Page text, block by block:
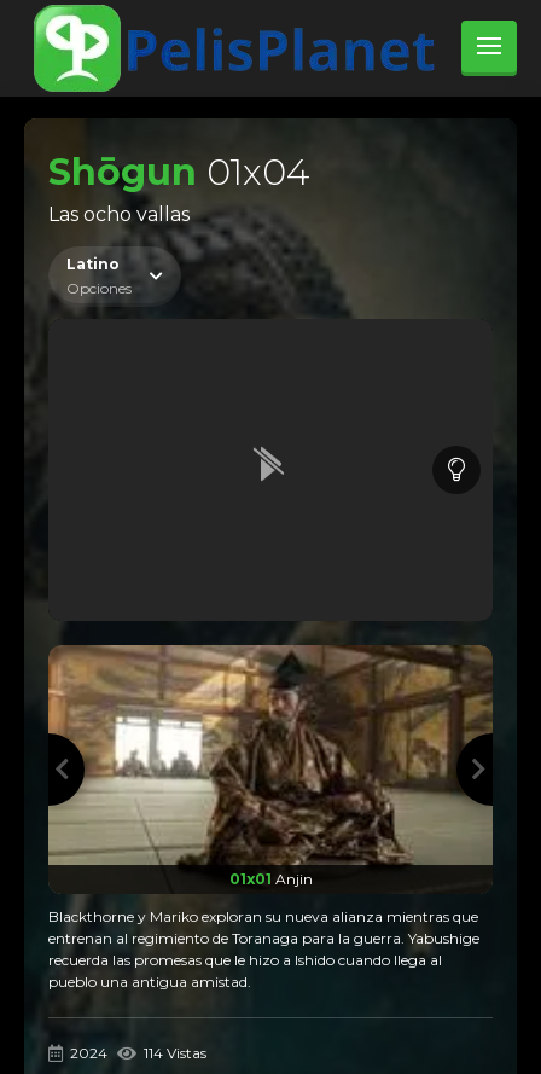
Shōgun 01x04
Las ocho vallas
Latino
Opciones
01x01 Anjin
Blackthorne y Mariko exploran su nueva alianza mientras que
entrenan al regimiento de Toranaga para la guerra. Yabushige
recuerda las promesas que le hizo a Ishido cuando llega al
pueblo una antigua amistad.
2024 114 Vistas